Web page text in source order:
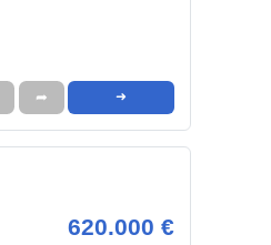
➦ ➜
620.000 €